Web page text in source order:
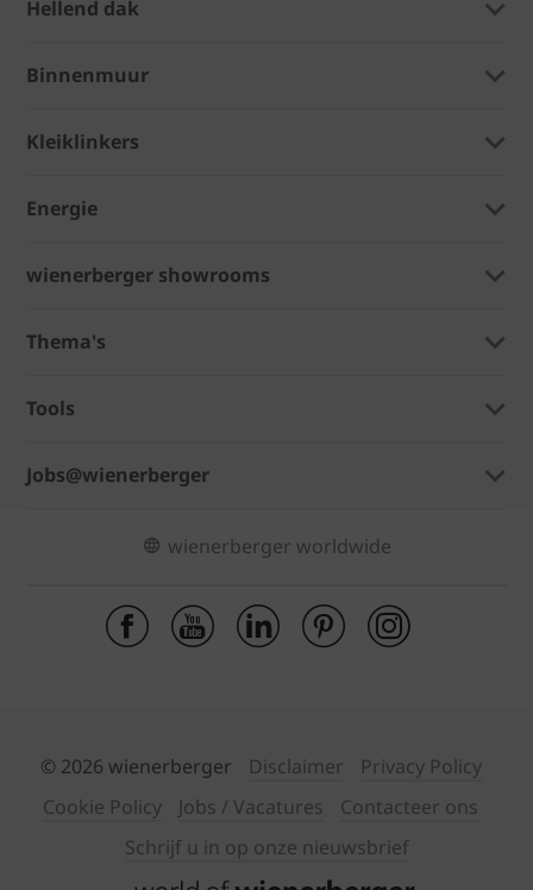
Hellend dak
Binnenmuur
Kleiklinkers
Energie
wienerberger showrooms
Thema's
Tools
Jobs@wienerberger
wienerberger worldwide
© 2026 wienerberger Disclaimer
Privacy Policy
Cookie Policy
Jobs / Vacatures
Contacteer ons
Schrijf u in op onze nieuwsbrief